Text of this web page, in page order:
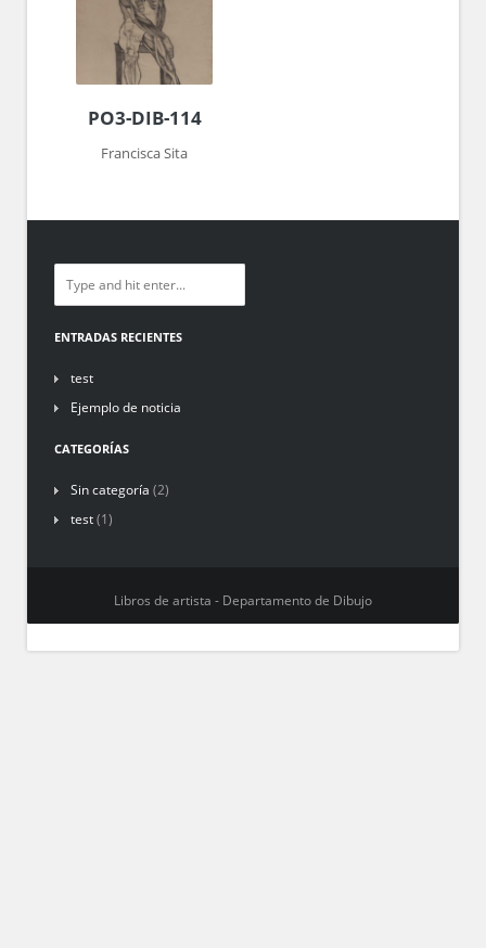
PO3-DIB-114
Francisca Sita
ENTRADAS RECIENTES
test
Ejemplo de noticia
CATEGORÍAS
Sin categoría (2)
test(1)
Libros de artista - Departamento de Dibujo